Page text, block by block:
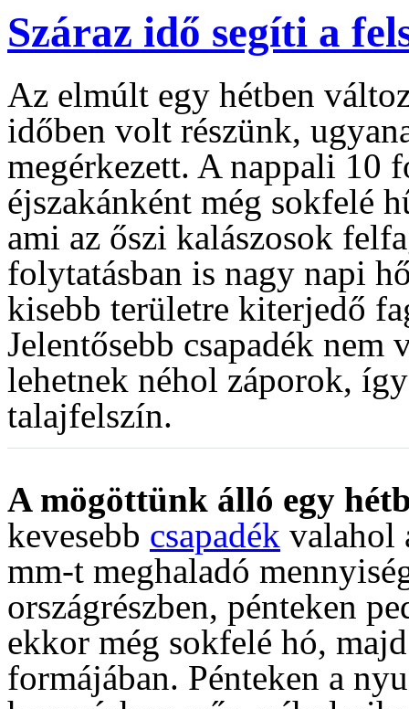
Száraz idő segíti a
Az elmúlt egy hétben
időben volt részünk,
megérkezett. A nappali 10
éjszakánként még sokfelé
ami az őszi kalászosok
folytatásban is nagy napi
kisebb területre kiterjedő
Jelentősebb csapadék nem
lehetnek néhol záporok,
talajfelszín.
A mögöttünk álló egy
kevesebb csapadék valahol
mm-t meghaladó
országrészben, pénteken
ekkor még sokfelé hó,
formájában. Pénteken a